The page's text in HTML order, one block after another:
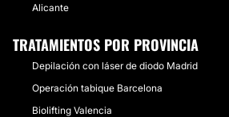
Alicante
TRATAMIENTOS POR PROVINCIA
Depilación con láser de diodo Madrid
Operación tabique Barcelona
Biolifting Valencia